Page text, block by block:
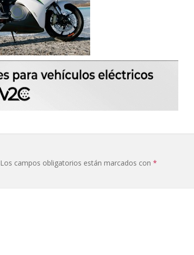
Los campos obligatorios están marcados con *